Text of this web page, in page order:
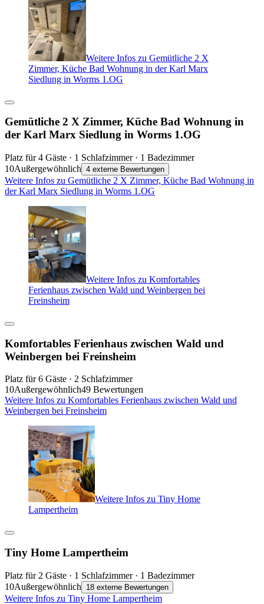
Weitere Infos zu Gemütliche 2 X
Zimmer, Küche Bad Wohnung in der Karl Marx
Siedlung in Worms 1.OG
Gemütliche 2 X Zimmer, Küche Bad Wohnung in
der Karl Marx Siedlung in Worms 1.OG
Platz für 4 Gäste · 1 Schlafzimmer · 1 Badezimmer
10Außergewöhnlich 4 externe Bewertungen
Weitere Infos zu Gemütliche 2 X Zimmer, Küche Bad Wohnung in
der Karl Marx Siedlung in Worms 1.OG
Weitere Infos zu Komfortables
Ferienhaus zwischen Wald und Weinbergen bei
Freinsheim
Komfortables Ferienhaus zwischen Wald und
Weinbergen bei Freinsheim
Platz für 6 Gäste · 2 Schlafzimmer
10Außergewöhnlich49 Bewertungen
Weitere Infos zu Komfortables Ferienhaus zwischen Wald und
Weinbergen bei Freinsheim
Weitere Infos zu Tiny Home
Lampertheim
Tiny Home Lampertheim
Platz für 2 Gäste · 1 Schlafzimmer · 1 Badezimmer
10Außergewöhnlich 18 externe Bewertungen
Weitere Infos zu Tiny Home Lampertheim